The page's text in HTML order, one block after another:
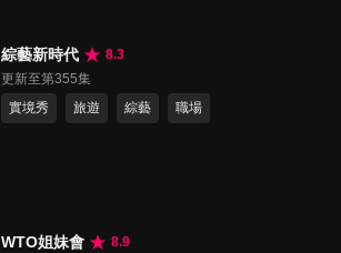
綜藝新時代
8.3
更新至第355集
實境秀
旅遊 綜藝 職場
WTO姐妹會
8.9